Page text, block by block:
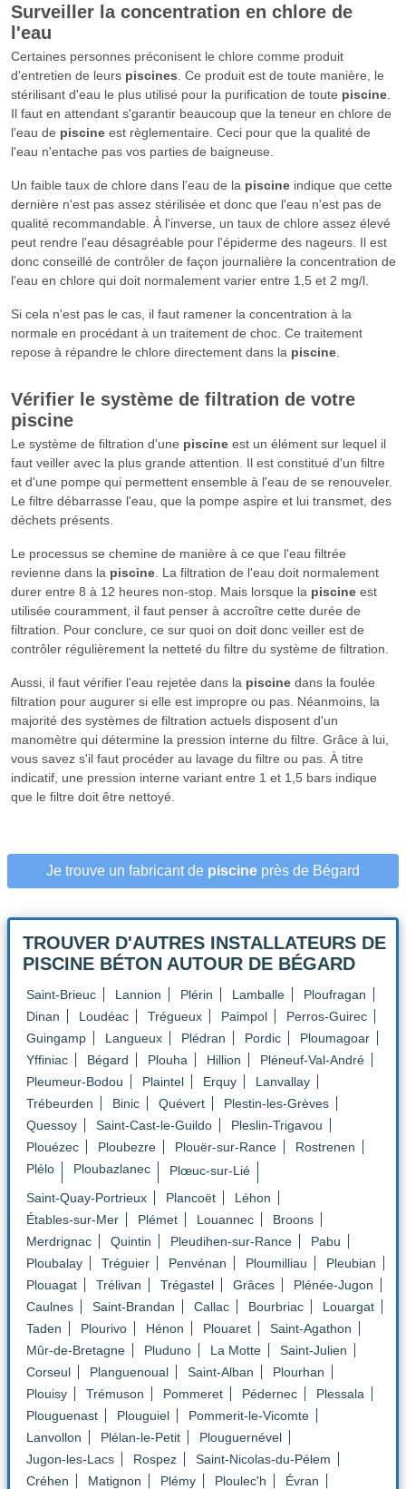
Surveiller la concentration en chlore de
l'eau
Certaines personnes préconisent le chlore comme produit
d'entretien de leurs piscines . Ce produit est de toute manière, le
stérilisant d'eau le plus utilisé pour la purification de toute piscine.
Il faut en attendant s'garantir beaucoup que la teneur en chlore de
l'eau de piscineest règlementaire. Ceci pour que la qualité de
l'eau n'entache pas vos parties de baigneuse.
Un faible taux de chlore dans l'eau de la piscineindique que cette
dernière n'est pas assez stérilisée et donc que l'eau n'est pas de
qualité recommandable. À l'inverse, un taux de chlore assez élevé
peut rendre l'eau désagréable pour l'épiderme des nageurs. Il est
donc conseillé de contrôler de façon journalière la concentration de
l'eau en chlore qui doit normalement varier entre 1,5 et 2 mg/l.
Si cela n'est pas le cas, il faut ramener la concentration à la
normale en procédant à un traitement de choc. Ce traitement
repose à répandre le chlore directement dans la piscine.
Vérifier le système de filtration de votre
piscine
Le système de filtration d'une piscineest un élément sur lequel il
faut veiller avec la plus grande attention. Il est constitué d'un filtre
et d'une pompe qui permettent ensemble à l'eau de se renouveler.
Le filtre débarrasse l'eau, que la pompe aspire et lui transmet, des
déchets présents.
Le processus se chemine de manière à ce que l'eau filtrée
revienne dans la piscine. La filtration de l'eau doit normalement
durer entre 8 à 12 heures non-stop. Mais lorsque la piscineest
utilisée couramment, il faut penser à accroître cette durée de
filtration. Pour conclure, ce sur quoi on doit donc veiller est de
contrôler régulièrement la netteté du filtre du système de filtration.
Aussi, il faut vérifier l'eau rejetée dans la piscinedans la foulée
filtration pour augurer si elle est impropre ou pas. Néanmoins, la
majorité des systèmes de filtration actuels disposent d'un
manomètre qui détermine la pression interne du filtre. Grâce à lui,
vous savez s'il faut procéder au lavage du filtre ou pas. À titre
indicatif, une pression interne variant entre 1 et 1,5 bars indique
que le filtre doit être nettoyé.
Je trouve un fabricant de piscine près de Bégard
TROUVER D'AUTRES INSTALLATEURS DE
PISCINE BÉTON AUTOUR DE BÉGARD
Saint-Brieuc Lannion Plérin Lamballe
Ploufragan
Dinan
Loudéac Trégueux Paimpol
Perros-Guirec
Guingamp
Langueux Plédran Pordic
Ploumagoar
Yffiniac
Bégard Plouha Hillion
Pléneuf-Val-André
Pleumeur-Bodou
Plaintel Erquy
Lanvallay
Trébeurden
Binic Quévert
Plestin-les-Grèves
Quessoy
Saint-Cast-le-Guildo
Pleslin-Trigavou
Plouézec
Ploubezre Plouër-sur-Rance
Rostrenen
Plélo
Ploubazlanec
Plœuc-sur-Lié
Saint-Quay-Portrieux
Plancoët
Léhon
Étables-sur-Mer
Plémet Louannec
Broons
Merdrignac
Quintin Pleudihen-sur-Rance
Pabu
Ploubalay
Tréguier Penvénan Ploumilliau
Pleubian
Plouagat
Trélivan Trégastel Grâces
Plénée-Jugon
Caulnes
Saint-Brandan Callac Bourbriac
Louargat
Taden
Plourivo Hénon Plouaret
Saint-Agathon
Mûr-de-Bretagne
Pluduno La Motte
Saint-Julien
Corseul
Planguenoual Saint-Alban
Plourhan
Plouisy
Trémuson Pommeret Pédernec
Plessala
Plouguenast
Plouguiel
Pommerit-le-Vicomte
Lanvollon
Plélan-le-Petit
Plouguernével
Jugon-les-Lacs
Rospez
Saint-Nicolas-du-Pélem
Créhen
Matignon Plémy Ploulec'h
Évran